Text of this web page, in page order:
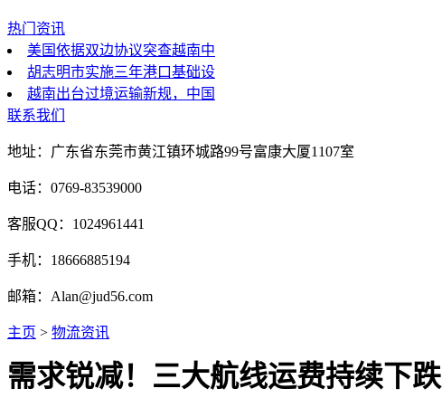
热门资讯
美国依据双边协议突查越南中
胡志明市实施三年港口基础设
越南出台过境运输新规，中国
联系我们
地址：广东省东莞市黄江镇环城路99号富康大厦1107室
电话：0769-83539000
客服QQ：1024961441
手机：18666885194
邮箱：Alan@jud56.com
主页 > 物流资讯
需求锐减！三大航线运费持续下跌